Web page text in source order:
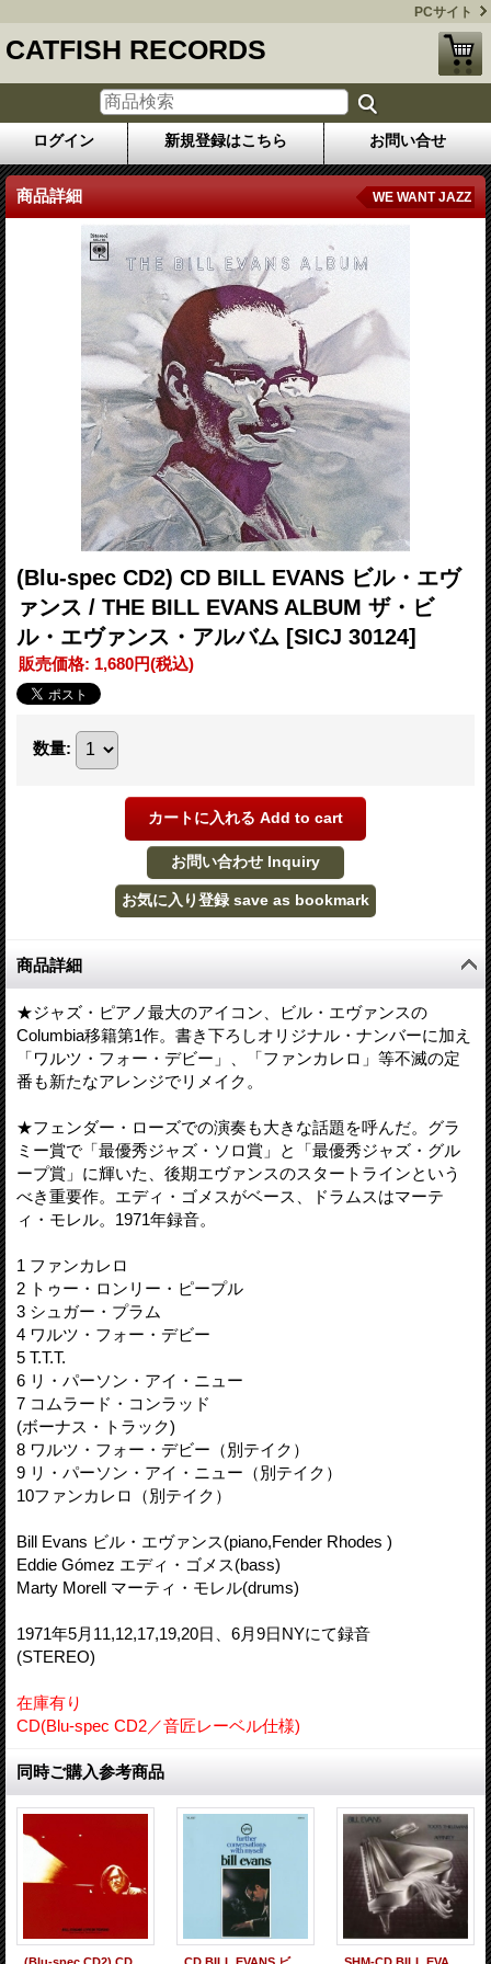
PCサイト
CATFISH RECORDS
ログイン 新規登録はこちら お問い合せ
商品詳細 WE WANT JAZZ
(Blu-spec CD2) CD BILL EVANS ビル・エヴ
ァンス / THE BILL EVANS ALBUM ザ・ビ
ル・エヴァンス・アルバム [SICJ 30124]
販売価格: 1,680円(税込)
数量:
商品詳細
★ジャズ・ピアノ最大のアイコン、ビル・エヴァンスの
Columbia移籍第1作。書き下ろしオリジナル・ナンバーに加え
「ワルツ・フォー・デビー」、「ファンカレロ」等不滅の定
番も新たなアレンジでリメイク。
★フェンダー・ローズでの演奏も大きな話題を呼んだ。グラ
ミー賞で「最優秀ジャズ・ソロ賞」と「最優秀ジャズ・グル
ープ賞」に輝いた、後期エヴァンスのスタートラインという
べき重要作。エディ・ゴメスがベース、ドラムスはマーテ
ィ・モレル。1971年録音。
1 ファンカレロ
2 トゥー・ロンリー・ピープル
3 シュガー・プラム
4 ワルツ・フォー・デビー
5 T.T.T.
6 リ・パーソン・アイ・ニュー
7 コムラード・コンラッド
(ボーナス・トラック)
8 ワルツ・フォー・デビー（別テイク）
9 リ・パーソン・アイ・ニュー（別テイク）
10ファンカレロ（別テイク）
Bill Evans ビル・エヴァンス(piano,Fender Rhodes )
Eddie Gómez エディ・ゴメス(bass)
Marty Morell マーティ・モレル(drums)
1971年5月11,12,17,19,20日、6月9日NYにて録音
(STEREO)
在庫有り
CD(Blu-spec CD2／音匠レーベル仕様)
同時ご購入参考商品
CD BILL EVANS ビル・エヴァンス / 続・自己との対話